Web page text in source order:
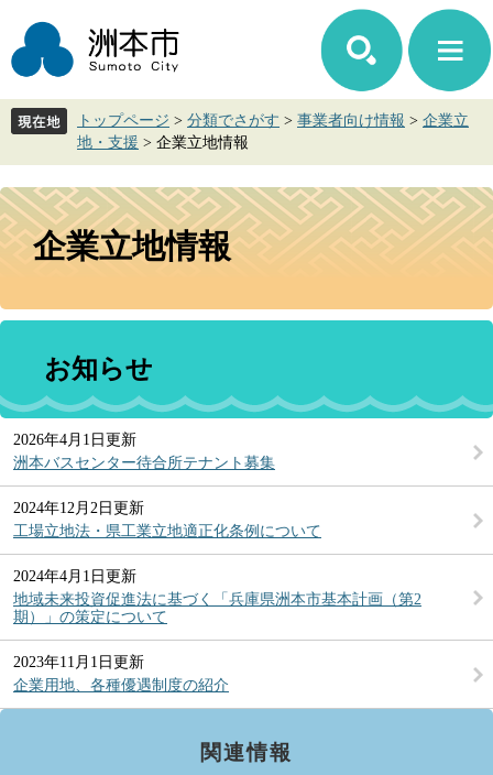
ジ
先
ュ
を
て
本
トップページ > 分類でさがす > 事業者向け情報 > 企業立
地・支援 > 企業立地情報
本
文
企業立地情報
お知らせ
2026年4月1日更新
洲本バスセンター待合所テナント募集
2024年12月2日更新
工場立地法・県工業立地適正化条例について
2024年4月1日更新
地域未来投資促進法に基づく「兵庫県洲本市基本計画（第2
期）」の策定について
2023年11月1日更新
企業用地、各種優遇制度の紹介
関連情報